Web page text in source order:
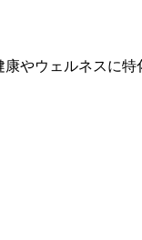
やウェルネスに